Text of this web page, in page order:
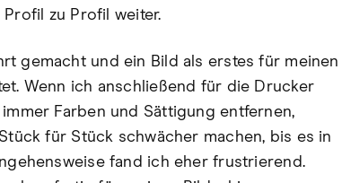
zu Profil weiter.
gemacht und ein Bild als erstes für meinen
Wenn ich anschließend für die Drucker
Farben und Sättigung entfernen,
für Stück schwächer machen, bis es in
fand ich eher frustrierend.